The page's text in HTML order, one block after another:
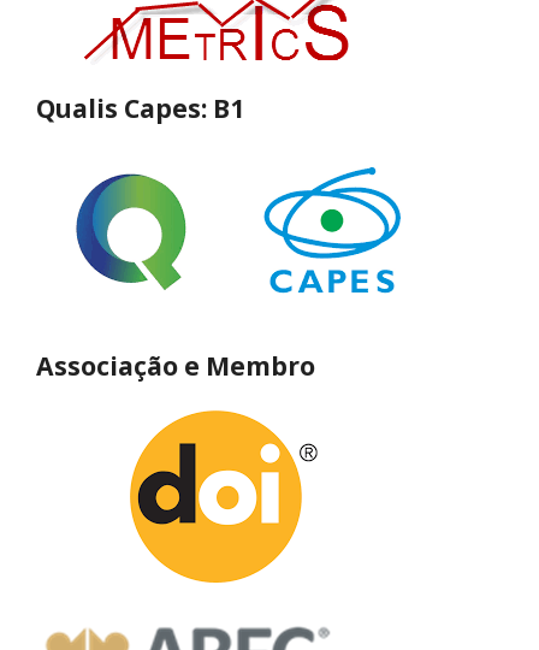
Qualis Capes: B1
Associação e Membro